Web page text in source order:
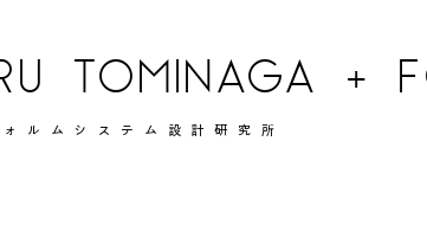
TOMINAGA +
ルムシステム設計研究所